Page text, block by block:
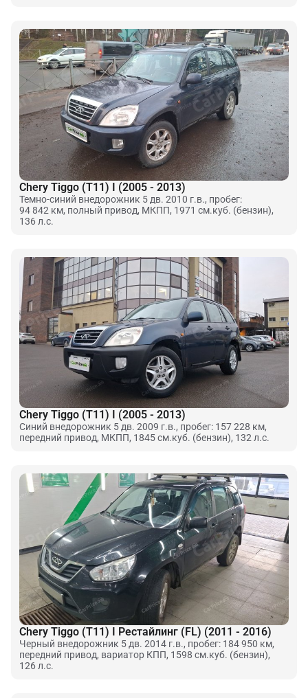
Chery Tiggo (T11) I (2005 - 2013)
Темно-синий внедорожник 5 дв. 2010 г.в., пробег:
94 842 км, полный привод, МКПП, 1971 см.куб. (бензин),
136 л.с.
Chery Tiggo (T11) I (2005 - 2013)
Синий внедорожник 5 дв. 2009 г.в., пробег: 157 228 км,
передний привод, МКПП, 1845 см.куб. (бензин), 132 л.с.
Chery Tiggo (T11) I Рестайлинг (FL) (2011 - 2016)
Черный внедорожник 5 дв. 2014 г.в., пробег: 184 950 км,
передний привод, вариатор КПП, 1598 см.куб. (бензин),
126 л.с.